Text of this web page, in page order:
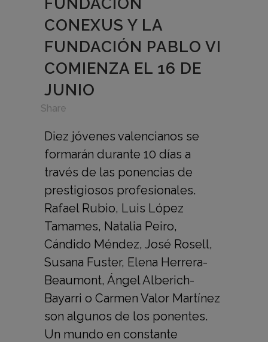
CONEXUS Y LA
FUNDACIÓN PABLO VI
COMIENZA EL 16 DE
JUNIO
Share
Diez jóvenes valencianos se
formarán durante 10 días a
través de las ponencias de
prestigiosos profesionales.
Rafael Rubio, Luis López
Tamames, Natalia Peiro,
Cándido Méndez, José Rosell,
Susana Fuster, Elena Herrera-
Beaumont, Ángel Alberich-
Bayarri o Carmen Valor Martínez
son algunos de los ponentes.
Un mundo en constante